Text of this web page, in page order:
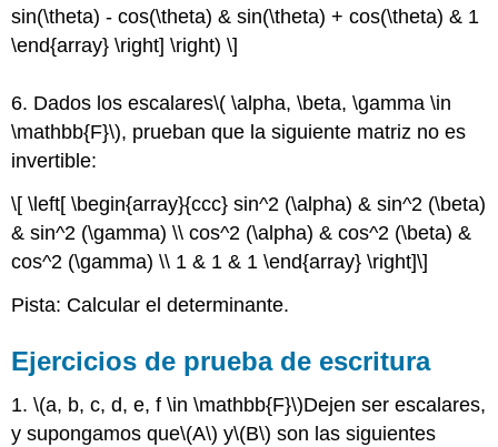
sin(\theta) - cos(\theta) & sin(\theta) + cos(\theta) & 1
\end{array} \right] \right) \]
6. Dados los escalares\( \alpha, \beta, \gamma \in
\mathbb{F}\), prueban que la siguiente matriz no es
invertible:
\[ \left[ \begin{array}{ccc} sin^2 (\alpha) & sin^2 (\beta)
& sin^2 (\gamma) \\ cos^2 (\alpha) & cos^2 (\beta) &
cos^2 (\gamma) \\ 1 & 1 & 1 \end{array} \right]\]
Pista: Calcular el determinante.
Ejercicios de prueba de escritura
1.\(a, b, c, d, e, f \in \mathbb{F}\)Dejen ser escalares,
y supongamos que\(A\) y\(B\) son las siguientes